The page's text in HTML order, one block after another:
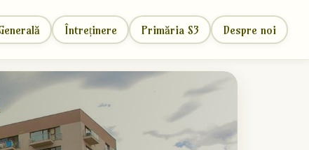
Întreținere Primăria S3 Despre noi